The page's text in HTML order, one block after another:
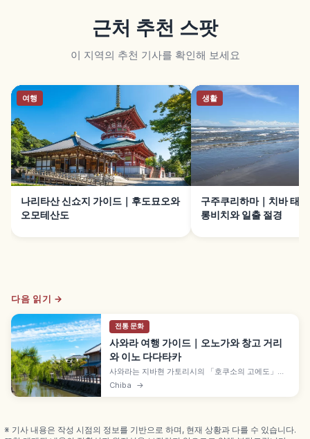
근처 추천 스팟
이 지역의 추천 기사를 확인해 보세요
여행
나리타산 신쇼지 가이드｜후도묘오와
오모테산도
생활
구주쿠리하마｜치바 태
롱비치와 일출 절경
다음 읽기 →
전통 문화
사와라 여행 가이드｜오노가와 창고 거리
와 이노 다다타카
사와라는 지바현 가토리시의 「호쿠소의 고에도」로
불리는 거리로, 1996년 중요전통적건조물군 보존지
Chiba →
※ 기사 내용은 작성 시점의 정보를 기반으로 하며, 현재 상황과 다를 수 있습니다.